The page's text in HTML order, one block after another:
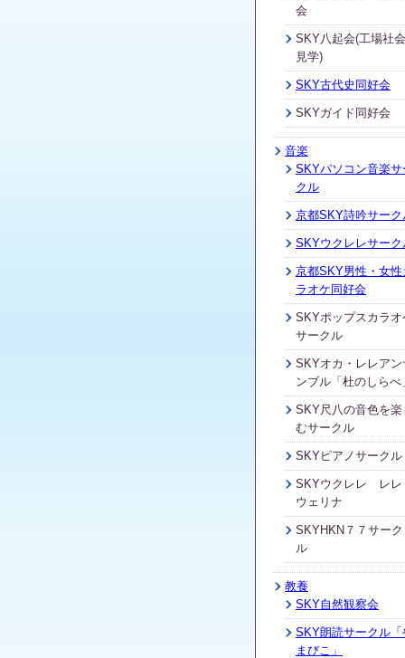
会
SKY八起会(工場社会
見学)
SKY古代史同好会
SKYガイド同好会
音楽
SKYパソコン音楽サ
クル
京都SKY詩吟サーク
SKYウクレレサーク
京都SKY男性・女性
ラオケ同好会
SKYポップスカラオ
サークル
SKYオカ・レレアン
ンブル「杜のしらべ
SKY尺八の音色を楽
むサークル
SKYピアノサークル
SKYウクレレ レレ
ウェリナ
SKYHKN７７サーク
ル
教養
SKY自然観察会
SKY朗読サークル「
まびこ」